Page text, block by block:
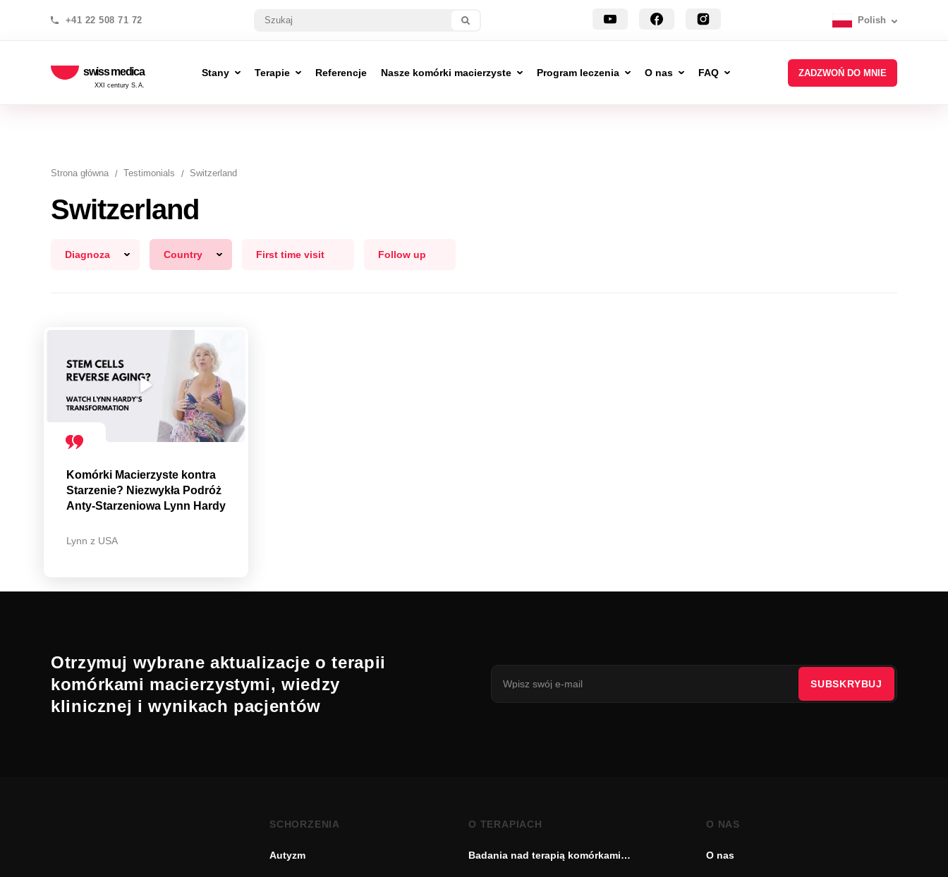
+41 22 508 71 72 Polish
swiss medica
XXI century S.A.
Stany Terapie Referencje Nasze komórki macierzyste Program leczenia O nas FAQ ZADZWOŃ DO MNIE
Strona główna Testimonials Switzerland
Switzerland
Diagnoza Country First time visit Follow up
Komórki Macierzyste kontra
Starzenie? Niezwykła Podróż
Anty-Starzeniowa Lynn Hardy
Lynn z USA
Otrzymuj wybrane aktualizacje o terapii
komórkami macierzystymi, wiedzy
klinicznej i wynikach pacjentów
SUBSKRYBUJ
SCHORZENIA
Autyzm
O TERAPIACH
Badania nad terapią komórkami
O NAS
O nas